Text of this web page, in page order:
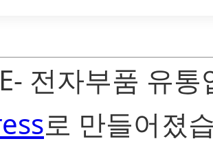
전자부품 유
로 만들어졌